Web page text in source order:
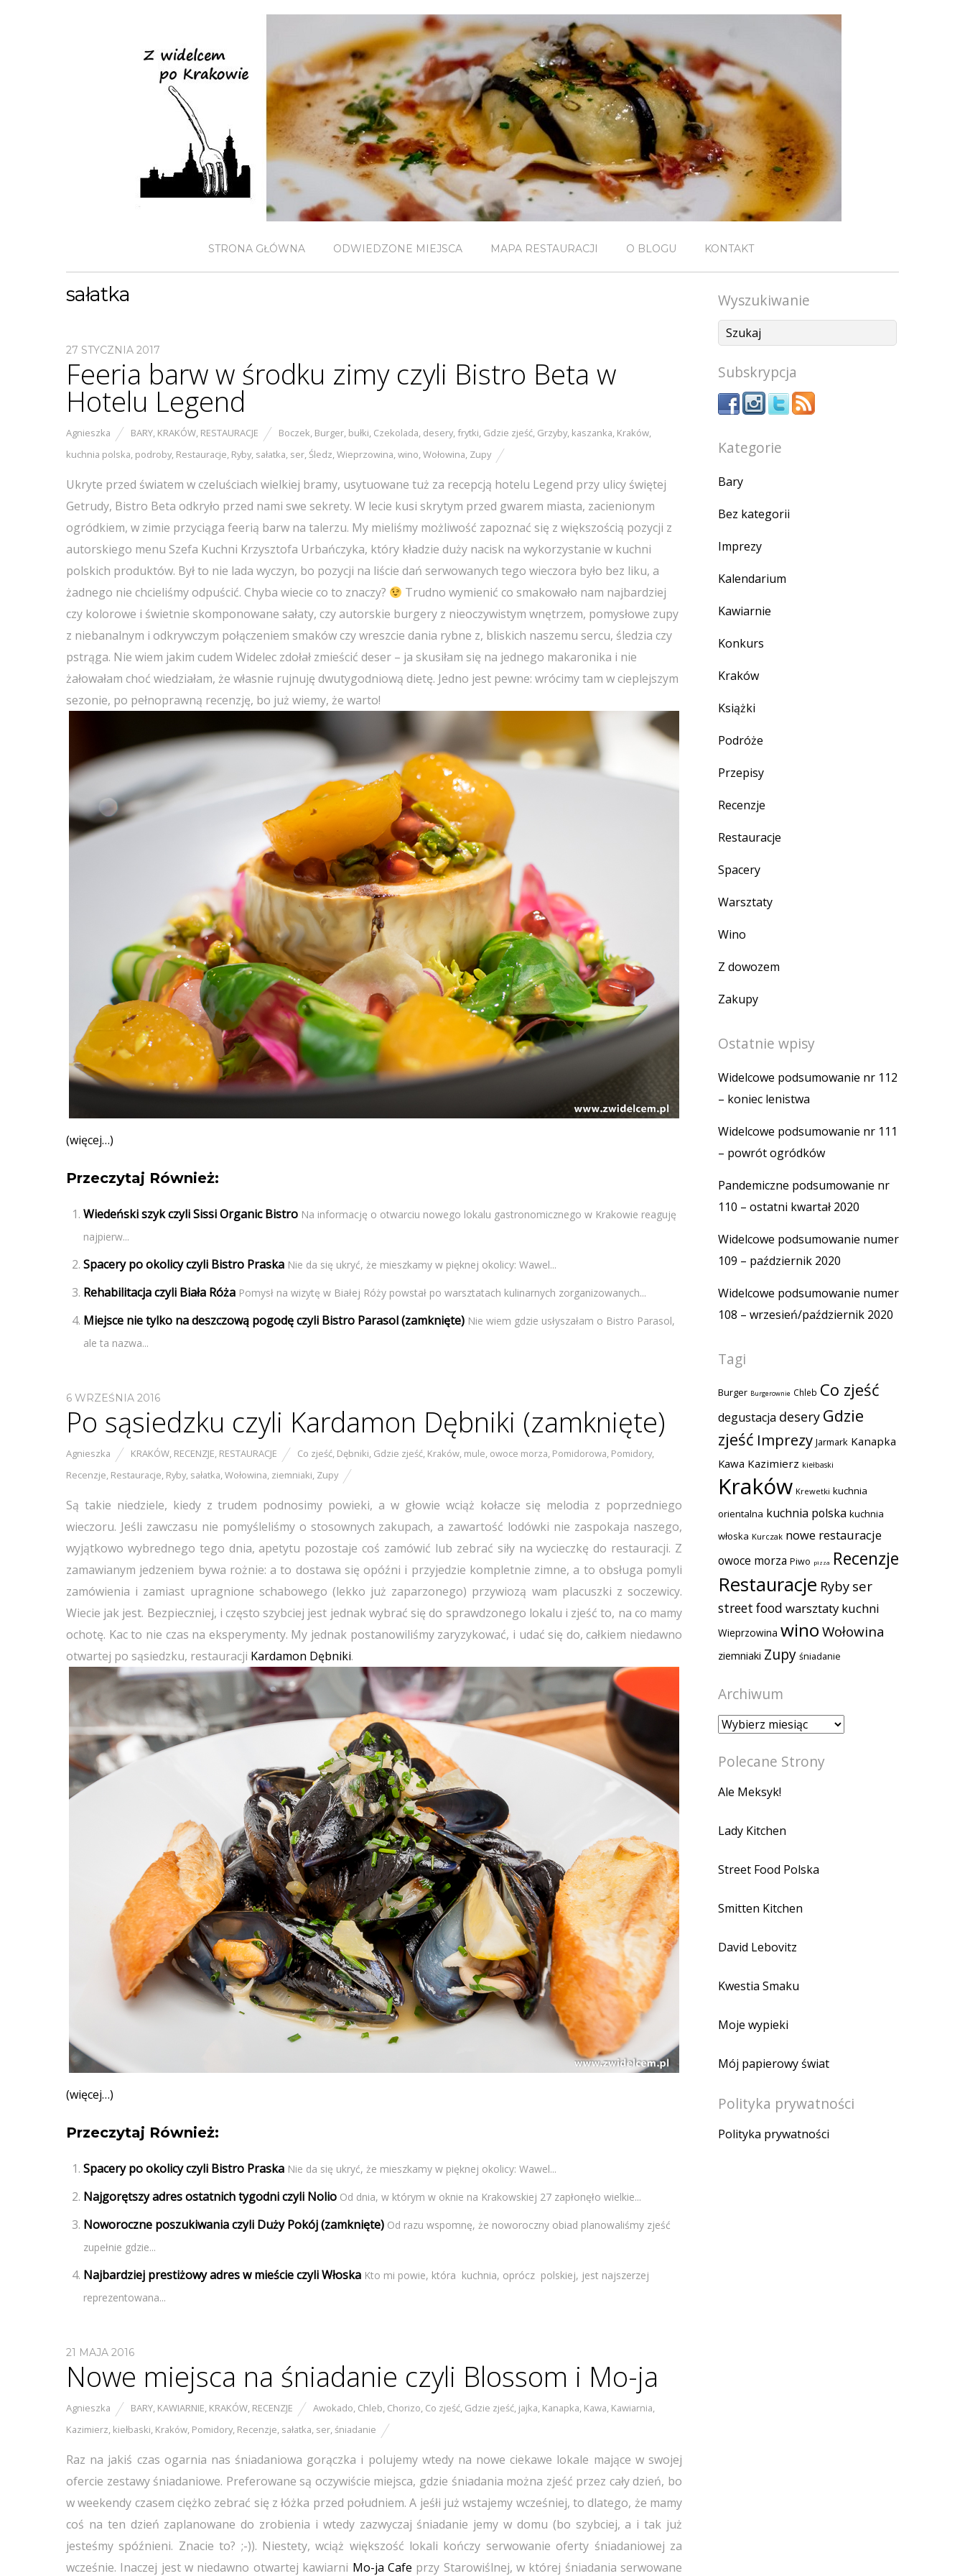
STRONA GŁÓWNA ODWIEDZONE MIEJSCA MAPA RESTAURACJI O BLOGU KONTAKT
sałatka
27 STYCZNIA 2017
Feeria barw w środku zimy czyli Bistro Beta w
Hotelu Legend
Agnieszka BARY, KRAKÓW, RESTAURACJE Boczek, Burger, bułki, Czekolada, desery, frytki, Gdzie zjeść, Grzyby, kaszanka, Kraków,
kuchnia polska, podroby, Restauracje, Ryby, sałatka, ser,Śledz,Wieprzowina,wino,Wołowina, Zupy
Ukryte przed światem w czeluściach wielkiej bramy, usytuowane tuż za recepcją hotelu Legend przy ulicy świętej
Getrudy, Bistro Beta odkryło przed nami swe sekrety. W lecie kusi skrytym przed gwarem miasta, zacienionym
ogródkiem, w zimie przyciąga feerią barw na talerzu. My mieliśmy możliwość zapoznać się z większością pozycji z
autorskiego menu Szefa Kuchni Krzysztofa Urbańczyka, który kładzie duży nacisk na wykorzystanie w kuchni
polskich produktów. Był to nie lada wyczyn, bo pozycji na liście dań serwowanych tego wieczora było bez liku, a
żadnego nie chcieliśmy odpuścić. Chyba wiecie co to znaczy?
Trudno wymienić co smakowało nam najbardziej
czy kolorowe i świetnie skomponowane sałaty, czy autorskie burgery z nieoczywistym wnętrzem, pomysłowe zupy
z niebanalnym i odkrywczym połączeniem smaków czy wreszcie dania rybne z, bliskich naszemu sercu, śledzia czy
pstrąga. Nie wiem jakim cudem Widelec zdołał zmieścić deser – ja skusiłam się na jednego makaronika i nie
żałowałam choć wiedziałam, że własnie rujnuję dwutygodniową dietę. Jedno jest pewne: wrócimy tam w cieplejszym
sezonie, po pełnoprawną recenzję, bo już wiemy, że warto!
(więcej…)
Przeczytaj Również:
Wiedeński szyk czyli Sissi Organic Bistro Na informację o otwarciu nowego lokalu gastronomicznego w Krakowie reaguję
najpierw...
Spacery po okolicy czyli Bistro Praska Nie da się ukryć, że mieszkamy w pięknej okolicy: Wawel...
Rehabilitacja czyli Biała Róża Pomysł na wizytę w Białej Róży powstał po warsztatach kulinarnych zorganizowanych...
Miejsce nie tylko na deszczową pogodę czyli Bistro Parasol (zamknięte) Nie wiem gdzie usłyszałam o Bistro Parasol,
ale ta nazwa...
6 WRZEŚNIA 2016
Po sąsiedzku czyli Kardamon Dębniki (zamknięte)
Agnieszka KRAKÓW, RECENZJE, RESTAURACJE Co zjeść, Dębniki, Gdzie zjeść, Kraków, mule, owoce morza, Pomidorowa, Pomidory,
Recenzje, Restauracje, Ryby, sałatka,Wołowina, ziemniaki, Zupy
Są takie niedziele, kiedy z trudem podnosimy powieki, a w głowie wciąż kołacze się melodia z poprzedniego
wieczoru. Jeśli zawczasu nie pomyśleliśmy o stosownych zakupach, a zawartość lodówki nie zaspokaja naszego,
wyjątkowo wybrednego tego dnia, apetytu pozostaje coś zamówić lub zebrać siły na wycieczkę do restauracji. Z
zamawianym jedzeniem bywa rożnie: a to dostawa się opóźni i przyjedzie kompletnie zimne, a to obsługa pomyli
zamówienia i zamiast upragnione schabowego (lekko już zaparzonego) przywiozą wam placuszki z soczewicy.
Wiecie jak jest. Bezpieczniej, i często szybciej jest jednak wybrać się do sprawdzonego lokalu i zjeść to, na co mamy
ochotę. Kac to nie czas na eksperymenty. My jednak postanowiliśmy zaryzykować, i udać się do, całkiem niedawno
otwartej po sąsiedzku, restauracji Kardamon Dębniki.
(więcej…)
Przeczytaj Również:
Spacery po okolicy czyli Bistro Praska Nie da się ukryć, że mieszkamy w pięknej okolicy: Wawel...
Najgorętszy adres ostatnich tygodni czyli Nolio Od dnia, w którym w oknie na Krakowskiej 27 zapłonęło wielkie...
Noworoczne poszukiwania czyli Duży Pokój (zamknięte) Od razu wspomnę, że noworoczny obiad planowaliśmy zjeść
zupełnie gdzie...
Najbardziej prestiżowy adres w mieście czyli Włoska Kto mi powie, która kuchnia, oprócz polskiej, jest najszerzej
reprezentowana...
21 MAJA 2016
Nowe miejsca na śniadanie czyli Blossom i Mo-ja
Agnieszka BARY, KAWIARNIE, KRAKÓW, RECENZJE Awokado, Chleb, Chorizo, Co zjeść, Gdzie zjeść, jajka, Kanapka, Kawa, Kawiarnia,
Kazimierz, kiełbaski, Kraków, Pomidory, Recenzje, sałatka, ser,śniadanie
Raz na jakiś czas ogarnia nas śniadaniowa gorączka i polujemy wtedy na nowe ciekawe lokale mające w swojej
ofercie zestawy śniadaniowe. Preferowane są oczywiście miejsca, gdzie śniadania można zjeść przez cały dzień, bo
w weekendy czasem ciężko zebrać się z łóżka przed południem. A jeśłi już wstajemy wcześniej, to dlatego, że mamy
coś na ten dzień zaplanowane do zrobienia i wtedy zazwyczaj śniadanie jemy w domu (bo szybciej, a i tak już
jesteśmy spóźnieni. Znacie to? ;-)). Niestety, wciąż większość lokali kończy serwowanie oferty śniadaniowej za
wcześnie. Inaczej jest w niedawno otwartej kawiarni Mo-ja Cafe przy Starowiślnej, w której śniadania serwowane
Wyszukiwanie
Subskrypcja
Kategorie
Bary
Bez kategorii
Imprezy
Kalendarium
Kawiarnie
Konkurs
Kraków
Książki
Podróże
Przepisy
Recenzje
Restauracje
Spacery
Warsztaty
Wino
Z dowozem
Zakupy
Ostatnie wpisy
Widelcowe podsumowanie nr 112
– koniec lenistwa
Widelcowe podsumowanie nr 111
– powrót ogródków
Pandemiczne podsumowanie nr
110 – ostatni kwartał 2020
Widelcowe podsumowanie numer
109 – październik 2020
Widelcowe podsumowanie numer
108 – wrzesień/październik 2020
Tagi
Burger Burgerownie Chleb Co zjeść
degustacja desery Gdzie
zjeść Imprezy Jarmark Kanapka
Kawa Kazimierz kiełbaski
Kraków Krewetki kuchnia
orientalna kuchnia polska kuchnia
włoska Kurczak nowe restauracje
owoce morza Piwo pizza Recenzje
Restauracje Ryby ser
street food warsztaty kuchni
Wieprzowina winoWołowina
ziemniaki Zupy śniadanie
Archiwum
Archiwum
Polecane Strony
Ale Meksyk!
Lady Kitchen
Street Food Polska
Smitten Kitchen
David Lebovitz
Kwestia Smaku
Moje wypieki
Mój papierowy świat
Polityka prywatności
Polityka prywatności